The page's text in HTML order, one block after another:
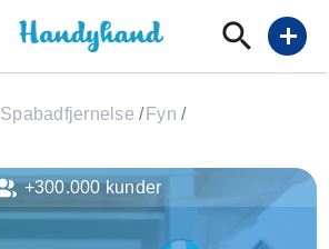
add
Spabadfjernelse / Fyn /
+300.000 kunder